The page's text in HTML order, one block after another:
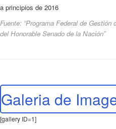
a principios de 2016
Fuente: “Programa Federal de
del Honorable Senado de la Nación”
Galeria de
[gallery ID=1]